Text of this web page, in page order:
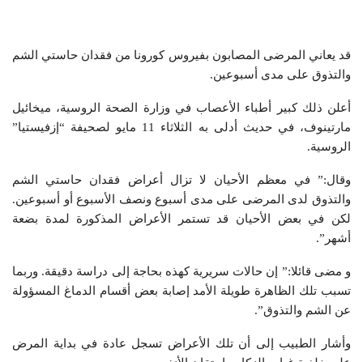
قد يعاني المرضى المصابون بفيروس كورونا من فقدان حاستي الشم
والتذوق على مدى أسبوعين.
أعلن ذلك كبير أطباء الأعصاب في وزارة الصحة الروسية، ميخائيل
مارتينوف، في حديث أدلى به الثلاثاء 11 مايو لصحيفة “إزفيستيا”
الروسية.
وقال:” في معظم الأحيان لا تزال أعراض فقدان حاستي الشم
والتذوق لدى المرضى على مدى أسبوع ونصف الأسبوع أو أسبوعين.
لكن في بعض الأحيان قد تستمر الأعراض المذكورة لمدة بضعة
أشهر”.
و مضى قائلا:” إن حالات سريرية كهذه بحاجة إلى دراسة دقيقة. وربما
تسبب تلك الظاهرة طويلة الأمد إصابة بعض أقسام الدماغ المسؤولة
عن الشم والتذوق”.
وأشار الطبيب إلى أن تلك الأعراض تسجل عادة في بداية المرض